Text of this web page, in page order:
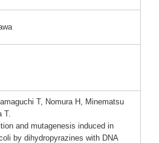
uchi T, Nomura H, Minematsu
T.
and mutagenesis induced in
by dihydropyrazines with DNA